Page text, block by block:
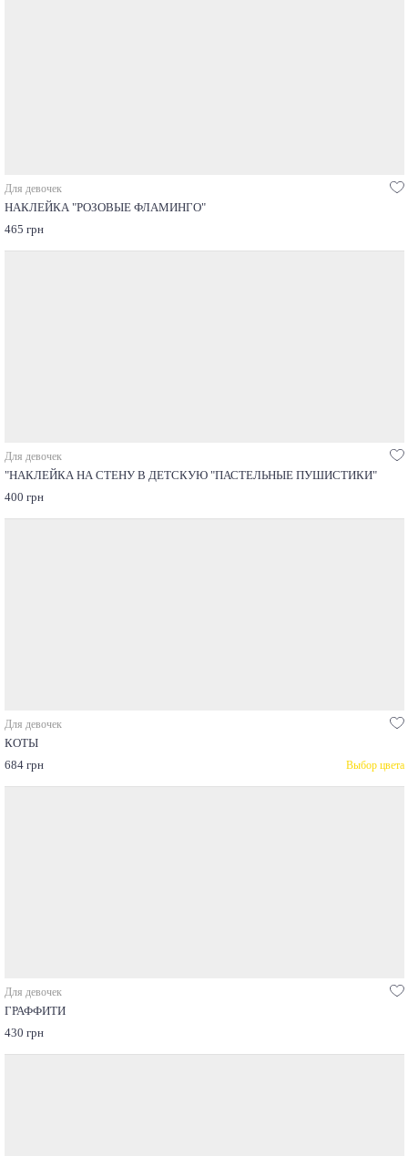
Для девочек
НАКЛЕЙКА "РОЗОВЫЕ ФЛАМИНГО"
465 грн
Для девочек
"НАКЛЕЙКА НА СТЕНУ В ДЕТСКУЮ "ПАСТЕЛЬНЫЕ ПУШИСТИКИ"
400 грн
Для девочек
КОТЫ
684 грн
Выбор цвета
Для девочек
ГРАФФИТИ
430 грн